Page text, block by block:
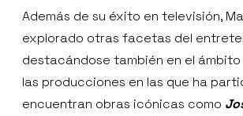
Además de su éxito en televisión,
explorado otras facetas del
destacándose también en el
las producciones en las que ha
encuentran obras icónicas como